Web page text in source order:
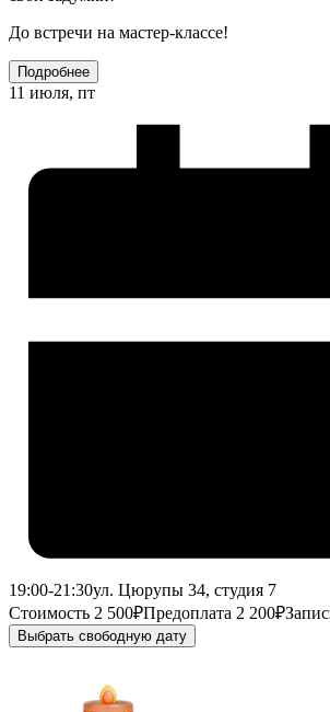
До встречи на мастер-классе!
Подробнее
11 июля, пт
19:00-21:30ул. Цюрупы 34, студия 7
Стоимость 2 500₽Предоплата 2 200₽
Выбрать свободную дату